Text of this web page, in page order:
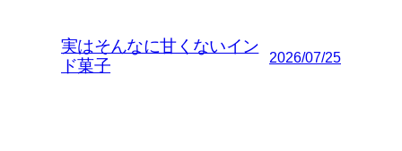
実はそんなに甘くないイン
ド菓子
2026/07/25